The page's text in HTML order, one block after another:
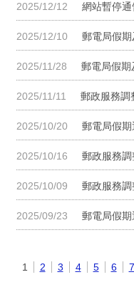
2025/12/12 網站暫停通
2025/12/10 郵電局假
2025/11/28 郵電局假期
2025/11/11 郵政服務調
2025/10/20 郵電局假期
2025/10/16 郵政服務
2025/10/09 郵政服務
2025/09/23 郵電局假期
1 2 3 4 5 6 7